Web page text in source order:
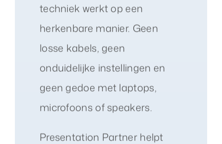
techniek werkt op een
herkenbare manier. Geen
losse kabels, geen
onduidelijke instellingen en
geen gedoe met laptops,
microfoons of speakers.
Presentation Partner helpt